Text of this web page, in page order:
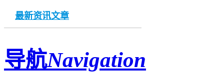
最新资讯文章
导航Navigation